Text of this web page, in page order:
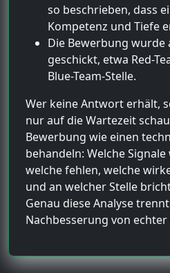
so beschrieben, dass
Kompetenz und Tiefe
Die Bewerbung wurde
geschickt, etwa Red-
Blue-Team-Stelle.
Wer keine Antwort erhält,
nur auf die Wartezeit
Bewerbung wie einen
behandeln: Welche
welche fehlen, welche
und an welcher Stelle
Genau diese Analyse
Nachbesserung von